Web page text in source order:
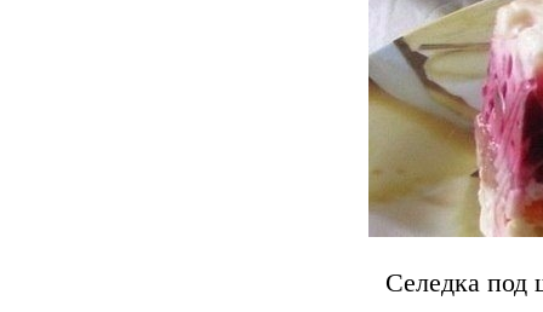
Селедка под